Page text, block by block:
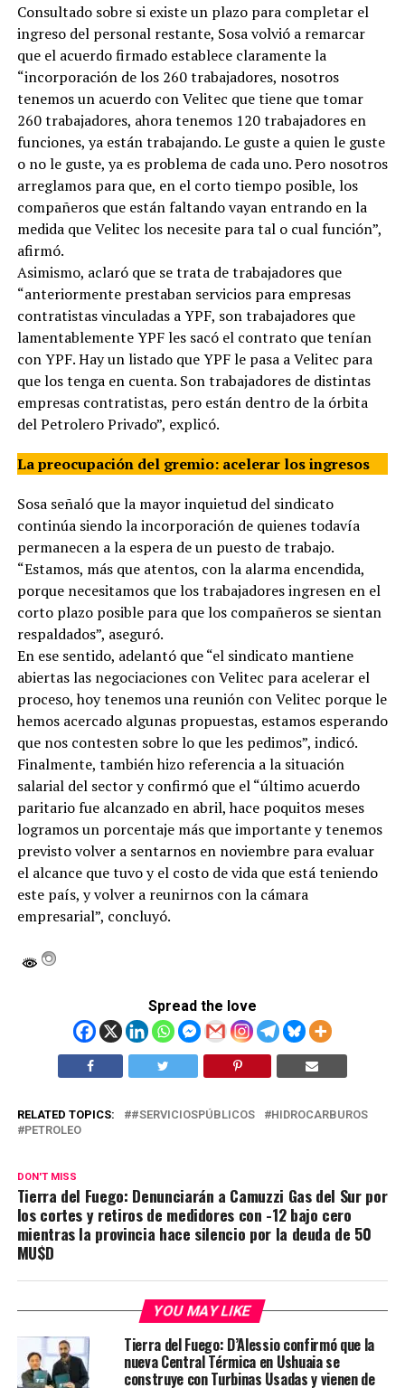
Consultado sobre si existe un plazo para completar el
ingreso del personal restante, Sosa volvió a remarcar
que el acuerdo firmado establece claramente la
“incorporación de los 260 trabajadores, nosotros
tenemos un acuerdo con Velitec que tiene que tomar
260 trabajadores, ahora tenemos 120 trabajadores en
funciones, ya están trabajando. Le guste a quien le guste
o no le guste, ya es problema de cada uno. Pero nosotros
arreglamos para que, en el corto tiempo posible, los
compañeros que están faltando vayan entrando en la
medida que Velitec los necesite para tal o cual función”,
afirmó.
Asimismo, aclaró que se trata de trabajadores que
“anteriormente prestaban servicios para empresas
contratistas vinculadas a YPF, son trabajadores que
lamentablemente YPF les sacó el contrato que tenían
con YPF. Hay un listado que YPF le pasa a Velitec para
que los tenga en cuenta. Son trabajadores de distintas
empresas contratistas, pero están dentro de la órbita
del Petrolero Privado”, explicó.
La preocupación del gremio: acelerar los ingresos
Sosa señaló que la mayor inquietud del sindicato
continúa siendo la incorporación de quienes todavía
permanecen a la espera de un puesto de trabajo.
“Estamos, más que atentos, con la alarma encendida,
porque necesitamos que los trabajadores ingresen en el
corto plazo posible para que los compañeros se sientan
respaldados”, aseguró.
En ese sentido, adelantó que “el sindicato mantiene
abiertas las negociaciones con Velitec para acelerar el
proceso, hoy tenemos una reunión con Velitec porque le
hemos acercado algunas propuestas, estamos esperando
que nos contesten sobre lo que les pedimos”, indicó.
Finalmente, también hizo referencia a la situación
salarial del sector y confirmó que el “último acuerdo
paritario fue alcanzado en abril, hace poquitos meses
logramos un porcentaje más que importante y tenemos
previsto volver a sentarnos en noviembre para evaluar
el alcance que tuvo y el costo de vida que está teniendo
este país, y volver a reunirnos con la cámara
empresarial”, concluyó.
Spread the love
RELATED TOPICS: #SERVICIOSPÚBLICOS
HIDROCARBUROS
PETROLEO
DON'T MISS
Tierra del Fuego: Denunciarán a Camuzzi Gas del Sur por
los cortes y retiros de medidores con -12 bajo cero
mientras la provincia hace silencio por la deuda de 50
MU$D
YOU MAY LIKE
Tierra del Fuego: D’Alessio confirmó que la
nueva Central Térmica en Ushuaia se
construye con Turbinas Usadas y vienen de